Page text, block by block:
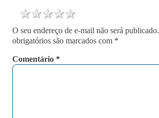
4 stars
3 stars
2 stars
1 star
O seu endereço de e-mail não será publicado.
obrigatórios são marcados com *
Comentário *